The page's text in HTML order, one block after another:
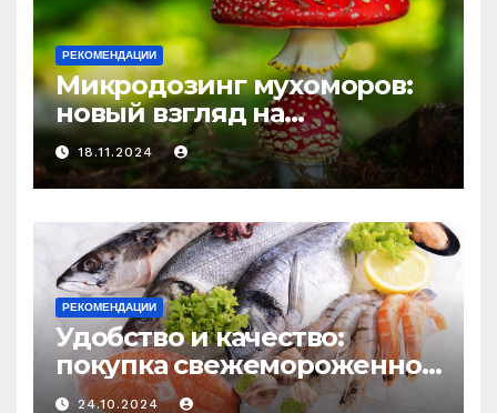
РЕКОМЕНДАЦИИ
Микродозинг мухоморов:
новый взгляд на
психоделику
18.11.2024
РЕКОМЕНДАЦИИ
Удобство и качество:
покупка свежемороженной
рыбы онлайн
24.10.2024